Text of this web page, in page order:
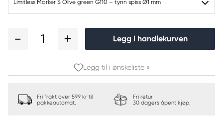
Limitless Marker S Olive green G110 – tynn spiss Ø1 mm
1 Legg i handlekurven
Legg til i ønskeliste »
Fri frakt over 599 kr til
pakkeautomat.
Fri retur
30 dagers åpent kjøp.